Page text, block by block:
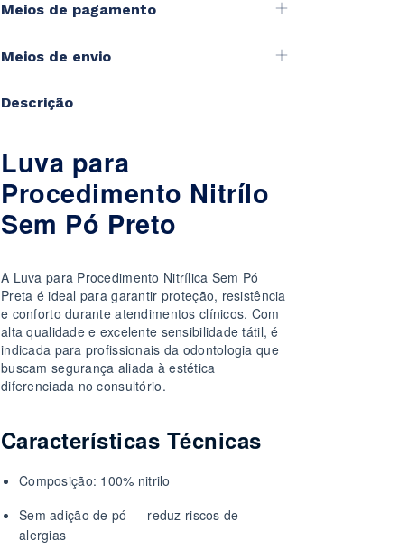
Meios de pagamento
Meios de envio
Descrição
Luva para
Procedimento Nitrílo
Sem Pó Preto
A Luva para Procedimento Nitrílica Sem Pó
Preta é ideal para garantir proteção, resistência
e conforto durante atendimentos clínicos. Com
alta qualidade e excelente sensibilidade tátil, é
indicada para profissionais da odontologia que
buscam segurança aliada à estética
diferenciada no consultório.
Características Técnicas
Composição: 100% nitrilo
Sem adição de pó — reduz riscos de
alergias